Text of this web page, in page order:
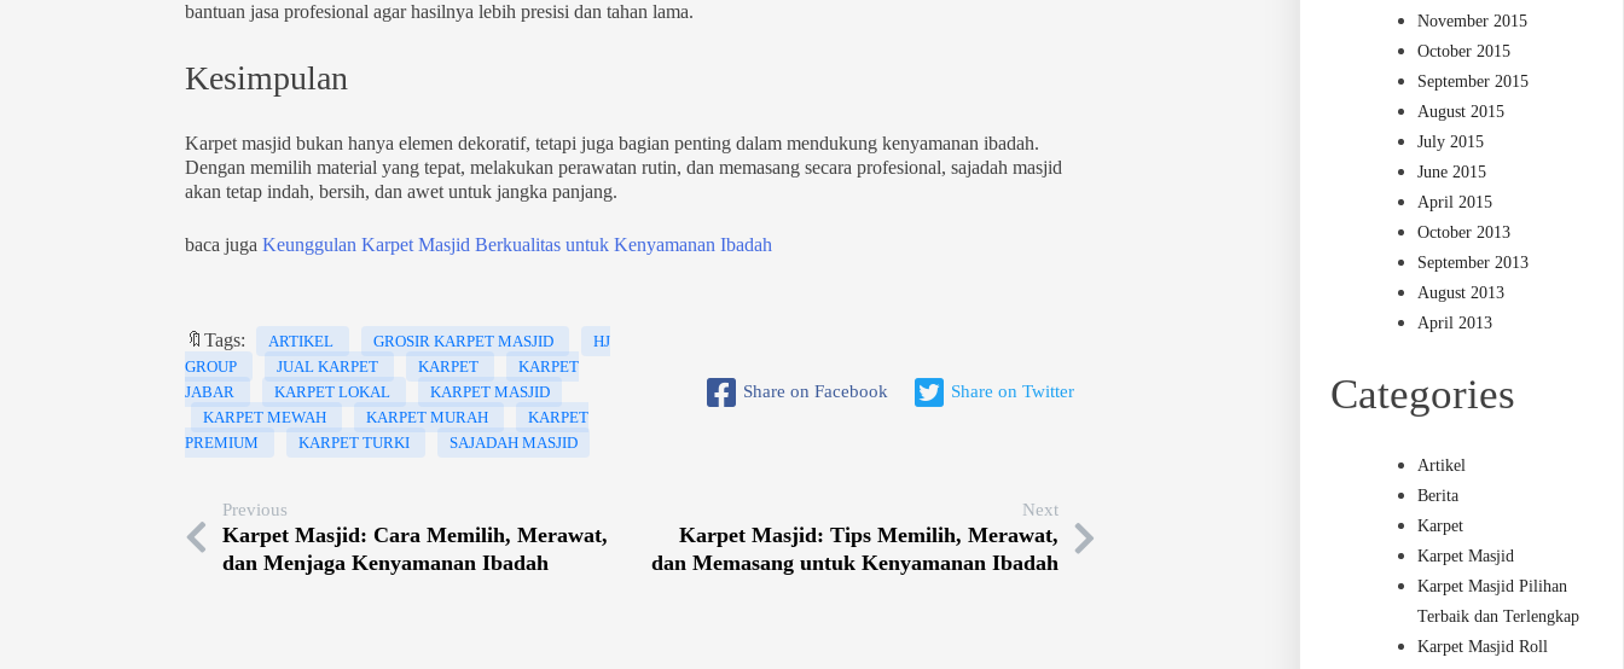
bantuan jasa profesional agar hasilnya lebih presisi dan tahan lama.
Kesimpulan
Karpet masjid bukan hanya elemen dekoratif, tetapi juga bagian penting dalam mendukung kenyamanan ibadah.
Dengan memilih material yang tepat, melakukan perawatan rutin, dan memasang secara profesional, sajadah masjid
akan tetap indah, bersih, dan awet untuk jangka panjang.
baca juga Keunggulan Karpet Masjid Berkualitas untuk Kenyamanan Ibadah
🔖Tags: ARTIKEL GROSIR KARPET MASJID
HJ
GROUP
JUAL KARPET KARPET
KARPET
JABAR
KARPET LOKAL
KARPET MASJID
KARPET MEWAH
KARPET MURAH
KARPET
PREMIUM
KARPET TURKI SAJADAH MASJID
Share on Facebook Share on Twitter
Previous
Karpet Masjid: Cara Memilih, Merawat,
dan Menjaga Kenyamanan Ibadah
Next
Karpet Masjid: Tips Memilih, Merawat,
dan Memasang untuk Kenyamanan Ibadah
November 2015
October 2015
September 2015
August 2015
July 2015
June 2015
April 2015
October 2013
September 2013
August 2013
April 2013
Categories
Artikel
Berita
Karpet
Karpet Masjid
Karpet Masjid Pilihan
Terbaik dan Terlengkap
Karpet Masjid Roll